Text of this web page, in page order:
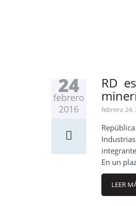
24
febrero
2016
RD
febrero 24,
En un
LEER